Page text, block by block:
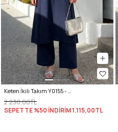
Keten İkili Takım Y0155 - LACİVERT
2.230,00TL
SEPETTE %50 İNDİRİM1.115,00TL